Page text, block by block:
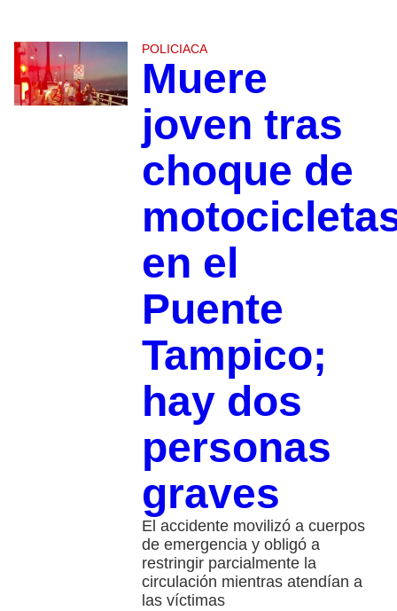
POLICIACA
Muere
joven tras
choque de
en el
Puente
Tampico;
hay dos
personas
graves
El accidente movilizó a cuerpos
de emergencia y obligó a
restringir parcialmente la
circulación mientras atendían a
las víctimas